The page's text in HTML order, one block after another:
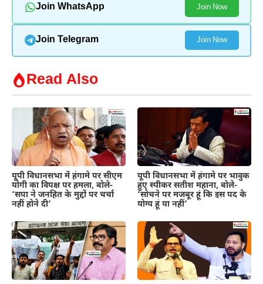
Join WhatsApp Join Now
Join Telegram Join Now
Read Also
यूपी विधानसभा में हंगामे पर सीएम
योगी का विपक्ष पर हमला, बोले-
‘सपा ने जनहित के मुद्दों पर चर्चा
नहीं होने दी’
यूपी विधानसभा में हंगामे पर भावुक
हुए स्पीकर सतीश महाना, बोले-
‘सोचने पर मजबूर हूं कि इस पद के
योग्य हूं या नहीं’